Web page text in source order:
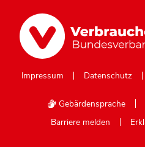
Impressum Datenschutz
Gebärdensprache
Barriere melden